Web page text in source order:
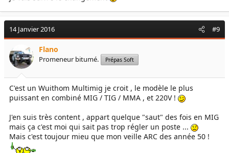
14 Janvier 2016 #9
Flano
Promeneur bitumé. Prépas Soft
C'est un Wuithom Multimig je croit , le modèle le plus
puissant en combiné MIG / TIG / MMA , et 220V !
J'en suis très content , appart quelque "saut" des fois en MIG
mais ça c'est moi qui sait pas trop régler un poste ...
Mais c'est toujour mieu que mon veille ARC des année 50 !